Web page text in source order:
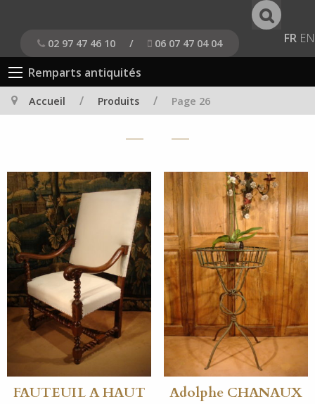
02 97 47 46 10 / 06 07 47 04 04 FR EN
Remparts antiquités
Accueil / Produits / Page 26
FAUTEUIL A HAUT
Adolphe CHANAUX